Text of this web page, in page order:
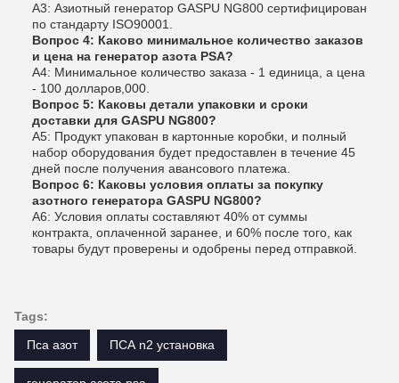
A3: Азиотный генератор GASPU NG800 сертифицирован
по стандарту ISO90001.
Вопрос 4: Каково минимальное количество заказов
и цена на генератор азота PSA?
A4: Минимальное количество заказа - 1 единица, а цена
- 100 долларов,000.
Вопрос 5: Каковы детали упаковки и сроки
доставки для GASPU NG800?
A5: Продукт упакован в картонные коробки, и полный
набор оборудования будет предоставлен в течение 45
дней после получения авансового платежа.
Вопрос 6: Каковы условия оплаты за покупку
азотного генератора GASPU NG800?
A6: Условия оплаты составляют 40% от суммы
контракта, оплаченной заранее, и 60% после того, как
товары будут проверены и одобрены перед отправкой.
Tags:
Пса азот
ПСА n2 установка